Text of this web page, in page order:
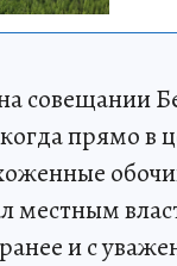
совещании
прямо в
местным
и с